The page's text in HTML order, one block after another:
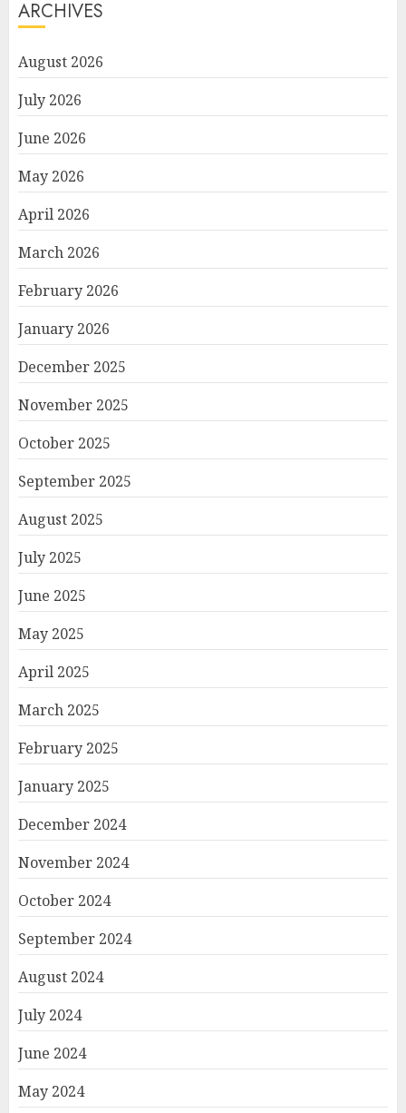
ARCHIVES
August 2026
July 2026
June 2026
May 2026
April 2026
March 2026
February 2026
January 2026
December 2025
November 2025
October 2025
September 2025
August 2025
July 2025
June 2025
May 2025
April 2025
March 2025
February 2025
January 2025
December 2024
November 2024
October 2024
September 2024
August 2024
July 2024
June 2024
May 2024